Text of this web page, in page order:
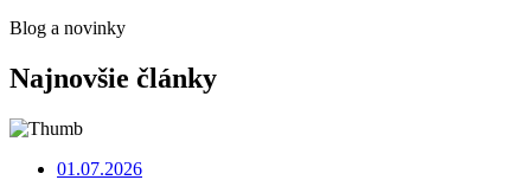
Blog a novinky
Najnovšie články
01.07.2026